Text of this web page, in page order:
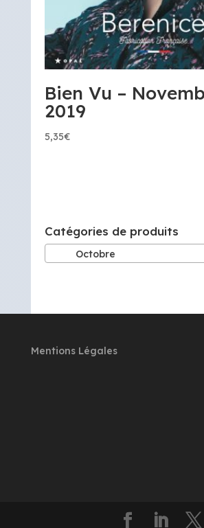
Bien Vu –
2019
5,35€
Catégories de produits
Octobre
Mentions Légales